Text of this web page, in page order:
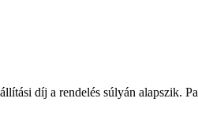
díj a rendelés súlyán alapszik.